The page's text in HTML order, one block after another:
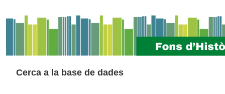
Cerca a la base de dades